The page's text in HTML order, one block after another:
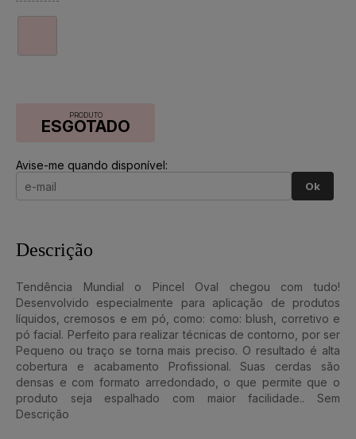
PRODUTO
ESGOTADO
Avise-me quando disponível:
Ok
Descrição
Tendência Mundial o Pincel Oval chegou com tudo!
Desenvolvido especialmente para aplicação de produtos
líquidos, cremosos e em pó, como: como: blush, corretivo e
pó facial. Perfeito para realizar técnicas de contorno, por ser
Pequeno ou traço se torna mais preciso. O resultado é alta
cobertura e acabamento Profissional. Suas cerdas são
densas e com formato arredondado, o que permite que o
produto seja espalhado com maior facilidade.. Sem
Descrição